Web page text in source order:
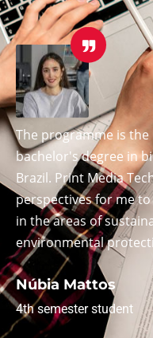
I recommend these
you, guys, luck with the
Alessandro Piga
6th semester student